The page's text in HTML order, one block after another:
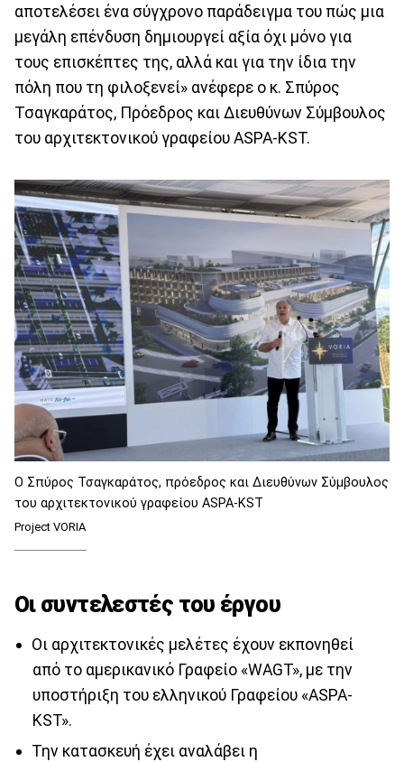
αποτελέσει ένα σύγχρονο παράδειγμα του πώς μια
μεγάλη επένδυση δημιουργεί αξία όχι μόνο για
τους επισκέπτες της, αλλά και για την ίδια την
πόλη που τη φιλοξενεί» ανέφερε ο κ. Σπύρος
Τσαγκαράτος, Πρόεδρος και Διευθύνων Σύμβουλος
του αρχιτεκτονικού γραφείου ASPA-KST.
O Σπύρος Τσαγκαράτος, πρόεδρος και Διευθύνων Σύμβουλος
του αρχιτεκτονικού γραφείου ASPA-KST
Project VORIA
Οι συντελεστές του έργου
Οι αρχιτεκτονικές μελέτες έχουν εκπονηθεί
από το αμερικανικό Γραφείο «WAGT», με την
υποστήριξη του ελληνικού Γραφείου «ASPA-
KST».
Την κατασκευή έχει αναλάβει η